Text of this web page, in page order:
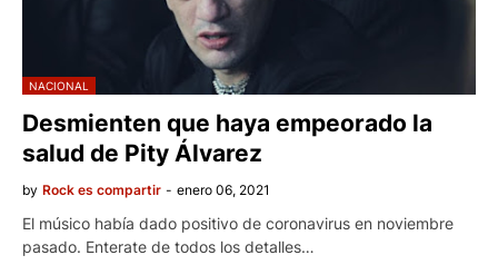
NACIONAL
Desmienten que haya empeorado la
salud de Pity Álvarez
by Rock es compartir - enero 06, 2021
El músico había dado positivo de coronavirus en noviembre
pasado. Enterate de todos los detalles…